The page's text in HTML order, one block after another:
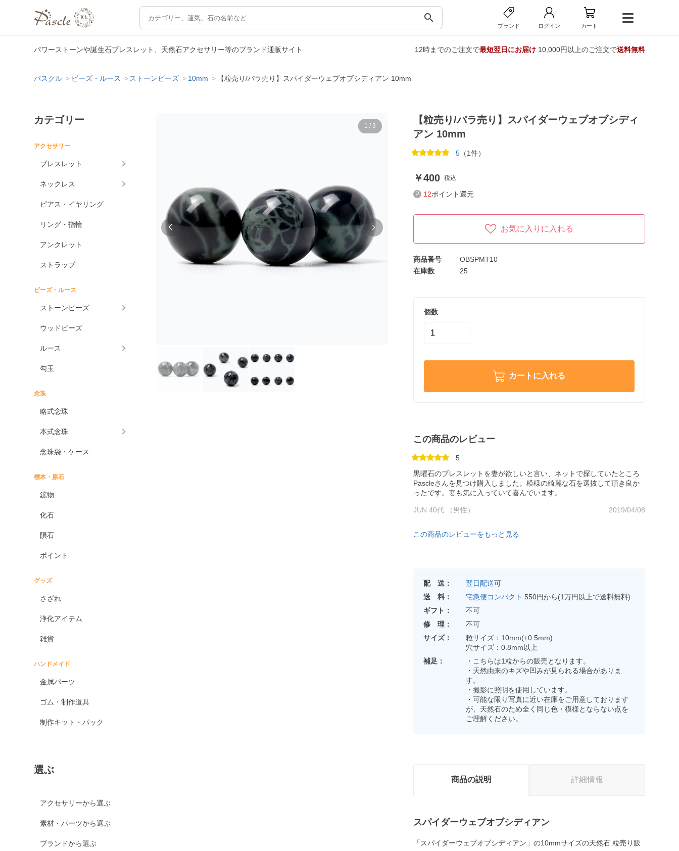
search
ブランド ログイン カート
パワーストーンや誕生石ブレスレット、天然石アクセサリー等のブランド通販サイト 12時までのご注文で最短翌日にお届け10,000円以上のご注文で送料無料
パスクル ビーズ・ルース ストーンビーズ 10mm 【粒売り/バラ売り】スパイダーウェブオブシディアン 10mm
カテゴリー
アクセサリー
ブレスレット
ネックレス
ピアス・イヤリング
リング・指輪
アンクレット
ストラップ
ビーズ・ルース
ストーンビーズ
ウッドビーズ
ルース
勾玉
念珠
略式念珠
本式念珠
念珠袋・ケース
標本・原石
鉱物
化石
隕石
ポイント
グッズ
さざれ
浄化アイテム
雑貨
ハンドメイド
金属パーツ
ゴム・制作道具
制作キット・パック
選ぶ
アクセサリーから選ぶ
素材・パーツから選ぶ
ブランドから選ぶ
1 / 3
【粒売り/バラ売り】スパイダーウェブオブシディ
アン 10mm
5（1件）
400 税込
12ポイント還元
お気に入りに入れる
商品番号
OBSPMT10
在庫数
25
個数
カートに入れる
この商品のレビュー
5
黒曜石のブレスレットを妻が欲しいと言い、ネットで探していたところ
Pascleさんを見つけ購入しました。模様の綺麗な石を選抜して頂き良か
ったです。妻も気に入っていて喜んでいます。
JUN 40代 （男性） 2019/04/08
この商品のレビューをもっと見る
配 送： 翌日配送可
送 料：
宅急便コンパクト 550円から(1万円以上で送料無料)
ギフト：
不可
修 理：
不可
サイズ：
粒サイズ：10mm(±0.5mm)
穴サイズ：0.8mm以上
補足：
・こちらは1粒からの販売となります。
・天然由来のキズや凹みが見られる場合がありま
す。
・撮影に照明を使用しています。
・可能な限り写真に近い在庫をご用意しております
が、天然石のため全く同じ色・模様とならない点を
ご理解ください。
商品の説明 詳細情報
スパイダーウェブオブシディアン
「スパイダーウェブオブシディアン」の10mmサイズの天然石 粒売り販